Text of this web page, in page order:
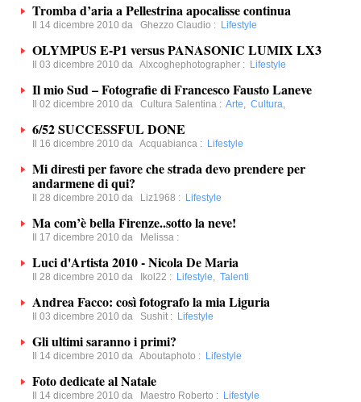
Tromba d’aria a Pellestrina apocalisse continua
Il 14 dicembre 2010 da Ghezzo Claudio : Lifestyle
OLYMPUS E-P1 versus PANASONIC LUMIX LX3
Il 03 dicembre 2010 da Alxcoghephotographer : Lifestyle
Il mio Sud – Fotografie di Francesco Fausto Laneve
Il 02 dicembre 2010 da Cultura Salentina : Arte, Cultura,
6/52 SUCCESSFUL DONE
Il 16 dicembre 2010 da Acquabianca : Lifestyle
Mi diresti per favore che strada devo prendere per
andarmene di qui?
Il 28 dicembre 2010 da Liz1968 : Lifestyle
Ma com’è bella Firenze..sotto la neve!
Il 17 dicembre 2010 da Melissa :
Luci d'Artista 2010 - Nicola De Maria
Il 28 dicembre 2010 da Ikol22 : Lifestyle, Talenti
Andrea Facco: così fotografo la mia Liguria
Il 03 dicembre 2010 da Sushit : Lifestyle
Gli ultimi saranno i primi?
Il 14 dicembre 2010 da Aboutaphoto : Lifestyle
Foto dedicate al Natale
Il 14 dicembre 2010 da Maestro Roberto : Lifestyle